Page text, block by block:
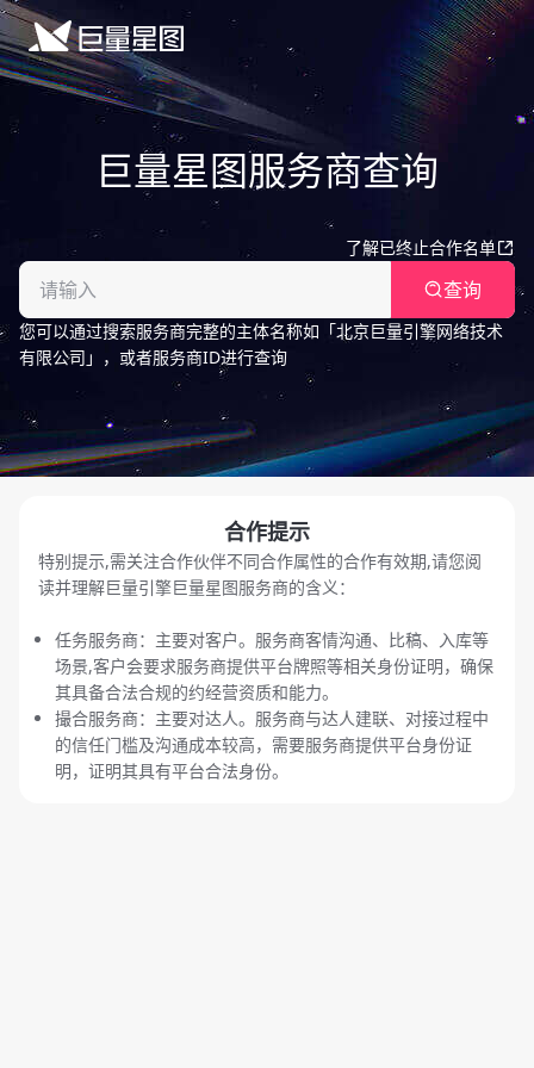
巨量星图服务商查询
了解已终止合作名单
查询
您可以通过搜索服务商完整的主体名称如「北京巨量引擎网络技术
有限公司」，或者服务商ID进行查询
合作提示
特别提示,需关注合作伙伴不同合作属性的合作有效期,请您阅
读并理解巨量引擎巨量星图服务商的含义：
任务服务商：主要对客户。服务商客情沟通、比稿、入库等
场景,客户会要求服务商提供平台牌照等相关身份证明，确保
其具备合法合规的约经营资质和能力。
撮合服务商：主要对达人。服务商与达人建联、对接过程中
的信任门槛及沟通成本较高，需要服务商提供平台身份证
明，证明其具有平台合法身份。